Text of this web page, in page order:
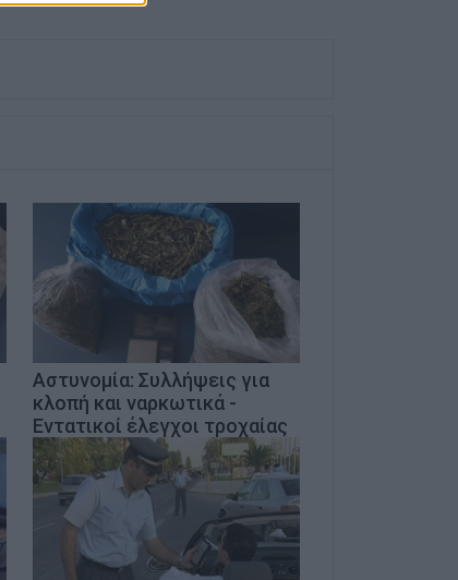
Αστυνομία: Συλλήψεις για
κλοπή και ναρκωτικά -
Εντατικοί έλεγχοι τροχαίας